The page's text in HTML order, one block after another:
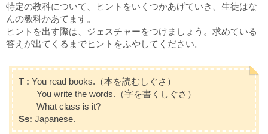
特定の教科について、ヒントをいくつかあげていき、生徒はな
んの教科かあてます。
ヒントを出す際は、ジェスチャーをつけましょう。求めている
答えが出てくるまでヒントをふやしてください。
T : You read books. （本を読むしぐさ）
You write the words. （字を書くしぐさ）
What class is it?
Ss: Japanese.